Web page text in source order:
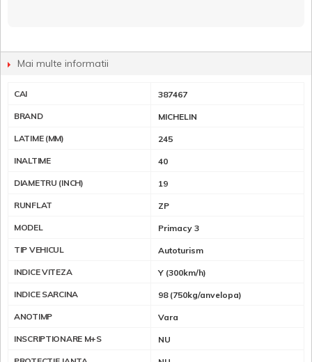
Mai multe informatii
CAI 387467
BRAND MICHELIN
LATIME (MM) 245
INALTIME 40
DIAMETRU (INCH) 19
RUNFLAT ZP
MODEL Primacy 3
TIP VEHICUL Autoturism
INDICE VITEZA Y (300km/h)
INDICE SARCINA 98 (750kg/anvelopa)
ANOTIMP Vara
INSCRIPTIONARE M+S NU